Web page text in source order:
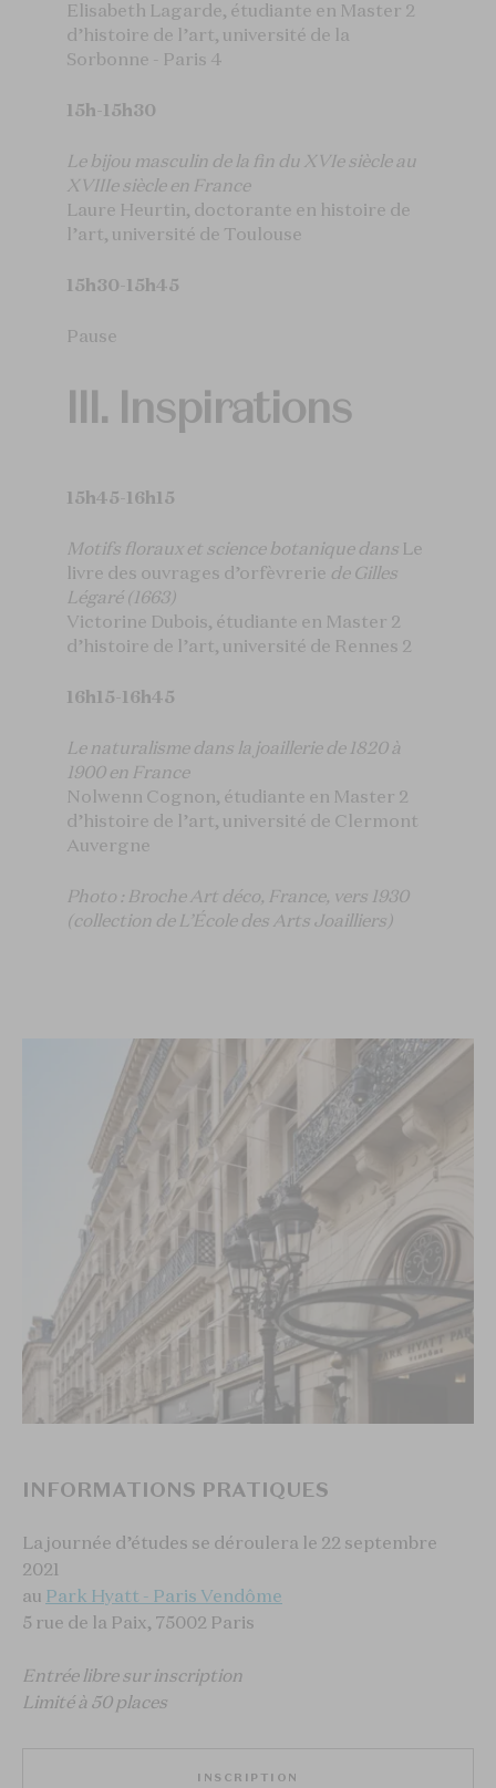
Elisabeth Lagarde, étudiante en Master 2
d’histoire de l’art, université de la
Sorbonne - Paris 4
15h-15h30
Le bijou masculin de la fin du XVIe siècle au
XVIIIe siècle en France
Laure Heurtin, doctorante en histoire de
l’art, université de Toulouse
15h30-15h45
Pause
III. Inspirations
15h45-16h15
Motifs floraux et science botanique dans Le
livre des ouvrages d’orfèvrerie de Gilles
Légaré (1663)
Victorine Dubois, étudiante en Master 2
d’histoire de l’art, université de Rennes 2
16h15-16h45
Le naturalisme dans la joaillerie de 1820 à
1900 en France
Nolwenn Cognon, étudiante en Master 2
d’histoire de l’art, université de Clermont
Auvergne
Photo : Broche Art déco, France, vers 1930
(collection de L’École des Arts Joailliers)
INFORMATIONS PRATIQUES
La journée d’études se déroulera le 22 septembre
2021
au Park Hyatt - Paris Vendôme
5 rue de la Paix, 75002 Paris
Entrée libre sur inscription
Limité à 50 places
INSCRIPTION